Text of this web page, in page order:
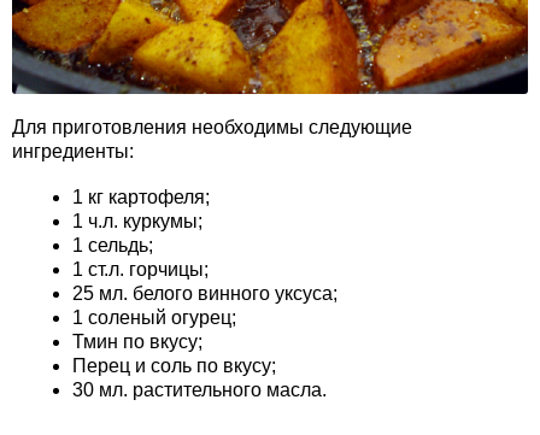
Для приготовления необходимы следующие
ингредиенты:
1 кг картофеля;
1 ч.л. куркумы;
1 сельдь;
1 ст.л. горчицы;
25 мл. белого винного уксуса;
1 соленый огурец;
Тмин по вкусу;
Перец и соль по вкусу;
30 мл. растительного масла.